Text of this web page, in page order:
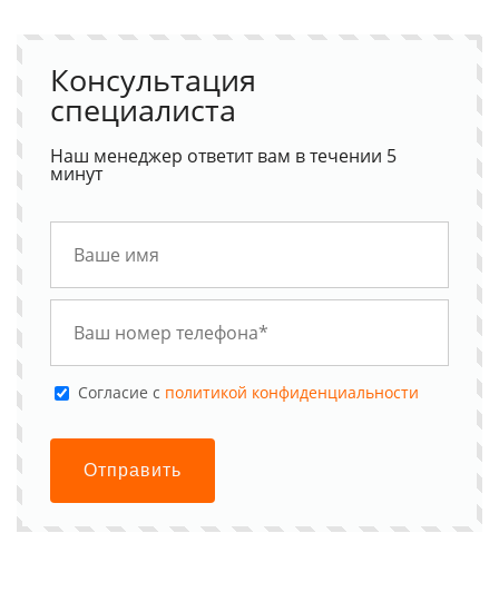
Консультация
специалиста
Наш менеджер ответит вам в течении 5
минут
Cогласие с политикой конфиденциальности
Отправить